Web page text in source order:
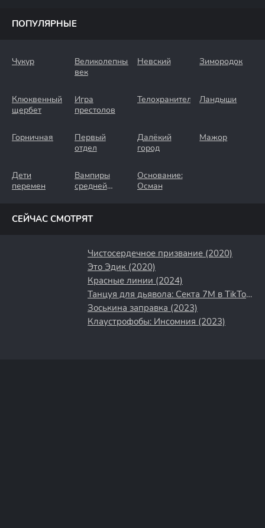
ПОПУЛЯРНЫЕ
Чукур
Великолепный
век
Невский Зимородок
Клюквенный
щербет
Игра
престолов
Телохранители Ландыши
Горничная
Первый
отдел
Далёкий
город
Мажор
Дети
перемен
Вампиры
средней
Основание:
Осман
СЕЙЧАС СМОТРЯТ
Чистосердечное призвание (2020)
Это Эдик (2020)
Красные линии (2024)
Танцуя для дьявола: Секта 7M в TikTok (2024)
Зоськина заправка (2023)
Клаустрофобы: Инсомния (2023)